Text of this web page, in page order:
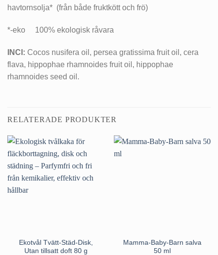
havtornsolja* (från både fruktkött och frö)
*-eko 100% ekologisk råvara
INCI: Cocos nusifera oil, persea gratissima fruit oil, cera
flava, hippophae rhamnoides fruit oil, hip­pophae
rhamnoides seed oil.
RELATERADE PRODUKTER
Ekotvål Tvätt-Städ-Disk,
Utan tillsatt doft 80 g
Mamma-Baby-Barn salva
50 ml